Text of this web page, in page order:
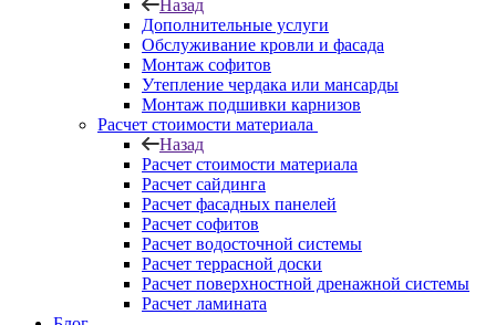
Назад
Дополнительные услуги
Обслуживание кровли и фасада
Монтаж софитов
Утепление чердака или мансарды
Монтаж подшивки карнизов
Расчет стоимости материала
Назад
Расчет стоимости материала
Расчет сайдинга
Расчет фасадных панелей
Расчет софитов
Расчет водосточной системы
Расчет террасной доски
Расчет поверхностной дренажной системы
Расчет ламината